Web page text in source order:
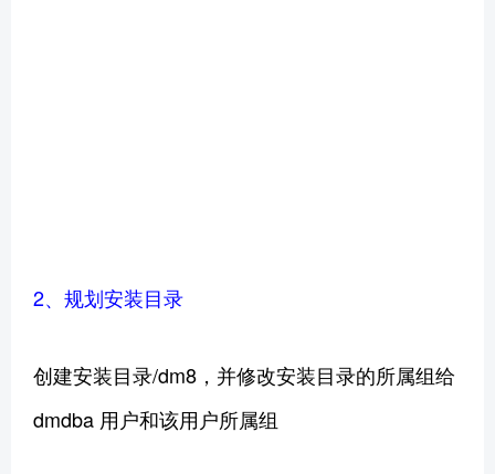
2、规划安装目录
创建安装目录/dm8，并修改安装目录的所属组给
dmdba 用户和该用户所属组